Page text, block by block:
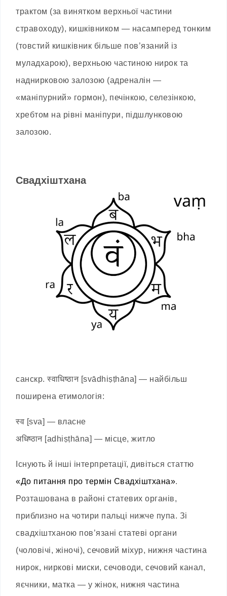
трактом (за винятком верхньої частини
стравоходу), кишківником — насамперед тонким
(товстий кишківник більше пов’язаний із
муладхарою), верхньою частиною нирок та
наднирковою залозою (адреналін —
«маніпурний» гормон), печінкою, селезінкою,
хребтом на рівні маніпури, підшлунковою
залозою.
Свадхіштхана
санскр. स्वाधिष्ठान [svādhiṣṭhāna] — найбільш
поширена етимологія:
स्व [sva] — власне
अधिष्ठान [adhiṣṭhāna] — місце, житло
Існують й інші інтерпретації, дивіться статтю
«До питання про термін Свадхіштхана».
Розташована в районі статевих органів,
приблизно на чотири пальці нижче пупа. Зі
свадхіштханою пов’язані статеві органи
(чоловічі, жіночі), сечовий міхур, нижня частина
нирок, ниркові миски, сечоводи, сечовий канал,
яєчники, матка — у жінок, нижня частина